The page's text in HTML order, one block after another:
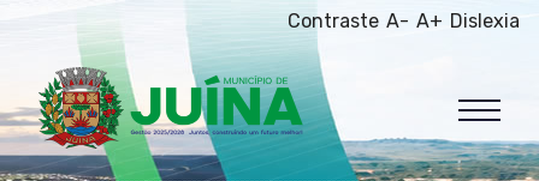
Contraste A- A+ Dislexia